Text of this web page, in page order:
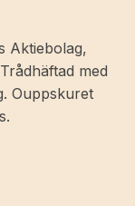
Aktiebolag,
med
Ouppskuret